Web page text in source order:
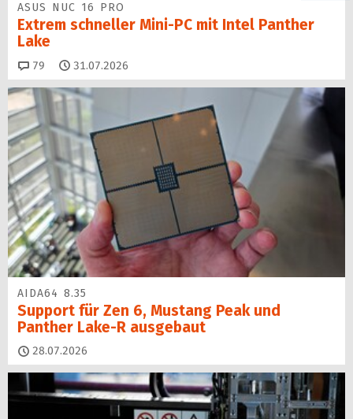
ASUS NUC 16 PRO
Extrem schneller Mini-PC mit Intel Panther
Lake
79 Kommentare
31.07.2026
AIDA64 8.35
Support für Zen 6, Mustang Peak und
Panther Lake-R ausgebaut
28.07.2026